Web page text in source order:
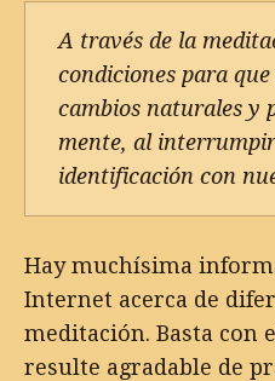
A través de la
condiciones para
cambios naturales y
mente, al
identificación con
Hay muchísima
Internet acerca de
meditación. Basta con
resulte agradable de